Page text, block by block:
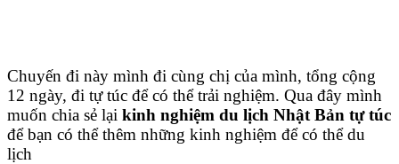
Chuyến đi này mình đi cùng chị của mình, tổng cộng
12 ngày, đi tự túc để có thể trải nghiệm. Qua đây mình
muốn chia sẻ lại kinh nghiệm du lịch Nhật Bản tự túc
để bạn có thể thêm những kinh nghiệm để có thể du
lịch